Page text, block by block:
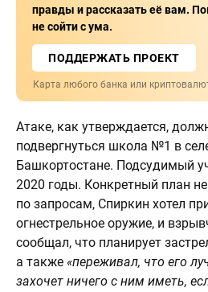
правды и рассказать её вам.
не сойти с ума.
ПОДДЕРЖАТЬ ПРОЕКТ
Карта любого банка или
Атаке, как утверждается,
подвергнуться школа №1 в
Башкортостане. Подсудимый
2020 годы. Конкретный план
по запросам, Спиркин хотел
огнестрельное оружие, и
сообщал, что планирует
а также «переживал, что его
захочет ничего с ним иметь,